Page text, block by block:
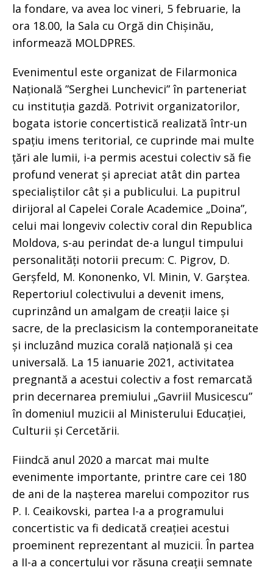
la fondare, va avea loc vineri, 5 februarie, la
ora 18.00, la Sala cu Orgă din Chișinău,
informează MOLDPRES.
Evenimentul este organizat de Filarmonica
Națională ”Serghei Lunchevici” în parteneriat
cu instituția gazdă. Potrivit organizatorilor,
bogata istorie concertistică realizată într-un
spațiu imens teritorial, ce cuprinde mai multe
țări ale lumii, i-a permis acestui colectiv să fie
profund venerat și apreciat atât din partea
specialiștilor cât și a publicului. La pupitrul
dirijoral al Capelei Corale Academice „Doina”,
celui mai longeviv colectiv coral din Republica
Moldova, s-au perindat de-a lungul timpului
personalități notorii precum: C. Pigrov, D.
Gerșfeld, M. Kononenko, Vl. Minin, V. Garștea.
Repertoriul colectivului a devenit imens,
cuprinzând un amalgam de creații laice și
sacre, de la preclasicism la contemporaneitate
și incluzând muzica corală națională și cea
universală. La 15 ianuarie 2021, activitatea
pregnantă a acestui colectiv a fost remarcată
prin decernarea premiului „Gavriil Musicescu”
în domeniul muzicii al Ministerului Educației,
Culturii și Cercetării.
Fiindcă anul 2020 a marcat mai multe
evenimente importante, printre care cei 180
de ani de la nașterea marelui compozitor rus
P. I. Ceaikovski, partea I-a a programului
concertistic va fi dedicată creației acestui
proeminent reprezentant al muzicii. În partea
a II-a a concertului vor răsuna creații semnate